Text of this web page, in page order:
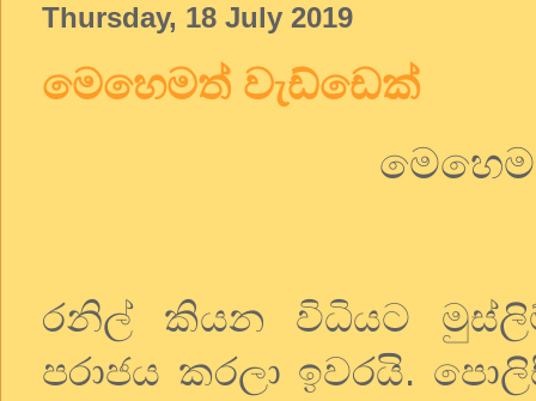
Thursday, 18 July 2019
මෙහෙමත් වැඩ්ඩෙක්
රනිල් කියන විධියට
පරාජය කරලා ඉවරයි.